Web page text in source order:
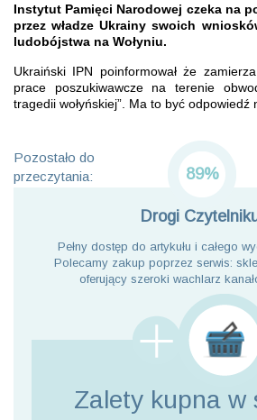
Instytut Pamięci Narodowej czeka na
przez władze Ukrainy swoich
ludobójstwa na Wołyniu.
Ukraiński IPN poinformował że
prace poszukiwawcze na terenie
tragedii wołyńskiej”. Ma to być odpowiedź
Pozostało do
przeczytania:
89%
Drogi
Pełny dostęp do artykułu i całego
Polecamy zakup poprzez serwis:
oferujący szeroki wachlarz
Zalety kupna w